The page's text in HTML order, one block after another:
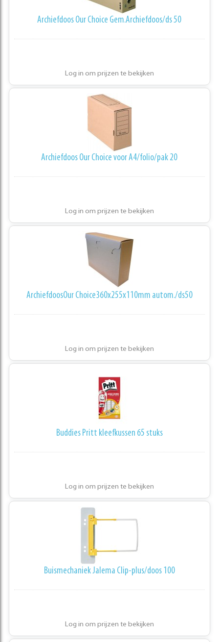
Archiefdoos Our Choice Gem.Archiefdoos/ds 50
Log in om prijzen te bekijken
Archiefdoos Our Choice voor A4/folio/pak 20
Log in om prijzen te bekijken
ArchiefdoosOur Choice360x255x110mm autom./ds50
Log in om prijzen te bekijken
Buddies Pritt kleefkussen 65 stuks
Log in om prijzen te bekijken
Buismechaniek Jalema Clip-plus/doos 100
Log in om prijzen te bekijken